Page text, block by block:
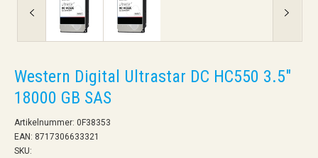
Western Digital Ultrastar DC HC550 3.5"
18000 GB SAS
Artikelnummer: 0F38353
EAN: 8717306633321
SKU: